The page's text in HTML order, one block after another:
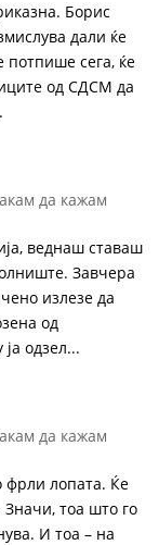
Борис
дали ќе
потпише сега, ќе
од СДСМ да
да кажам
веднаш ставаш
Завчера
излезе да
од
одзел...
да кажам
фрли лопата. Ќе
Значи, тоа што го
И тоа – на